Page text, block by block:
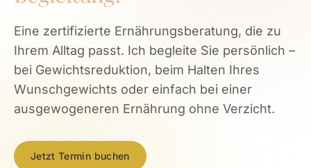
Eine zertifizierte Ernährungsberatung, die zu
Ihrem Alltag passt. Ich begleite Sie persönlich –
bei Gewichtsreduktion, beim Halten Ihres
Wunschgewichts oder einfach bei einer
ausgewogeneren Ernährung ohne Verzicht.
Jetzt Termin buchen